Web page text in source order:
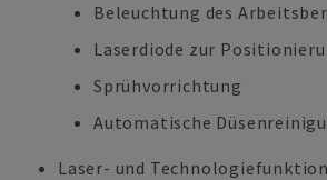
Beleuchtung des
Laserdiode zur
Sprühvorrichtung
Automatische
Laser- und